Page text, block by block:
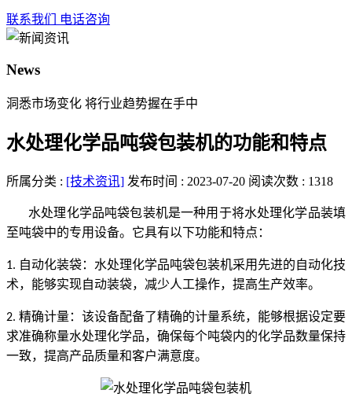
联系我们 电话咨询
News
洞悉市场变化 将行业趋势握在手中
水处理化学品吨袋包装机的功能和特点
所属分类 : [技术资讯] 发布时间 : 2023-07-20 阅读次数 : 1318
水处理化学品吨袋包装机是一种用于将水处理化学品装填
至吨袋中的专用设备。它具有以下功能和特点：
1. 自动化装袋：水处理化学品吨袋包装机采用先进的自动化技
术，能够实现自动装袋，减少人工操作，提高生产效率。
2. 精确计量：该设备配备了精确的计量系统，能够根据设定要
求准确称量水处理化学品，确保每个吨袋内的化学品数量保持
一致，提高产品质量和客户满意度。